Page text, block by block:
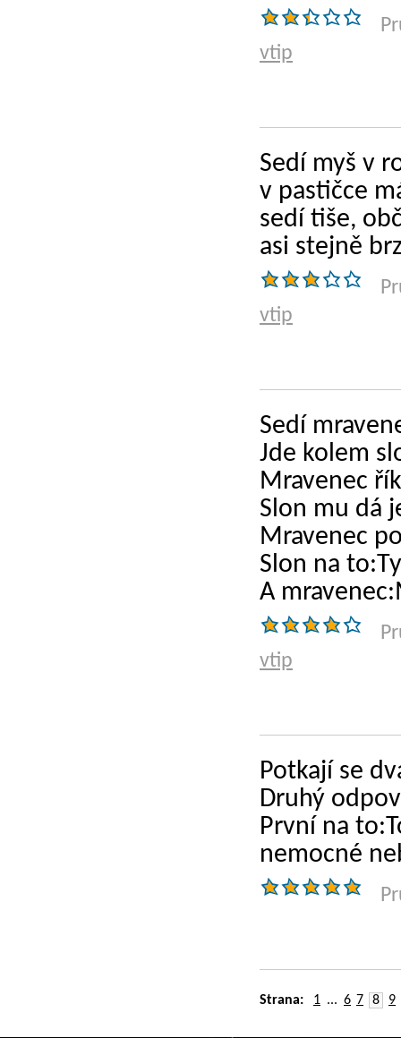
vtip
Sedí myš v
v pastičce
sedí tiše,
asi stejně
vtip
Sedí
Jde kolem
Mravenec
Slon mu dá
Mravenec
Slon na
A
vtip
Potkají se
Druhý
První na
nemocné
Strana: 1 ... 6 7 8 9